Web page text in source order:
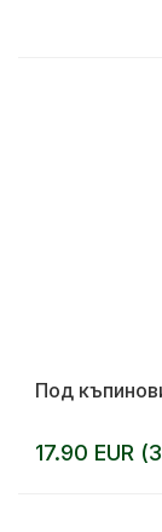
Под
17.90 EUR